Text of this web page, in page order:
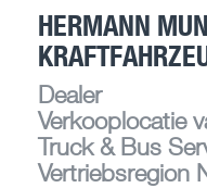
HERMANN
Dealer
Verkooplocatie
Truck & Bus
Vertriebsregion